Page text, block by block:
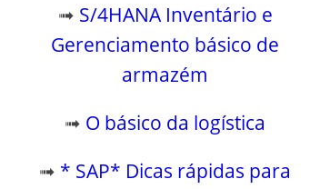
➟ S/4HANA Inventário e
Gerenciamento básico de
armazém
➟ O básico da logística
➟ * SAP* Dicas rápidas para